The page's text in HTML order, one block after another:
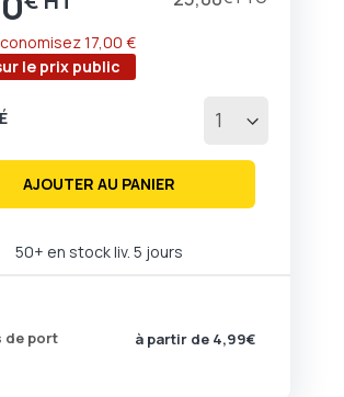
le prix public
17,00 €
50+ en stock liv. 5 jours
de port à partir de 4,99€
AJOUTER AU PANIER